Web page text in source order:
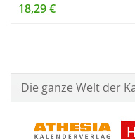
18,29 €
Die ganze Welt der